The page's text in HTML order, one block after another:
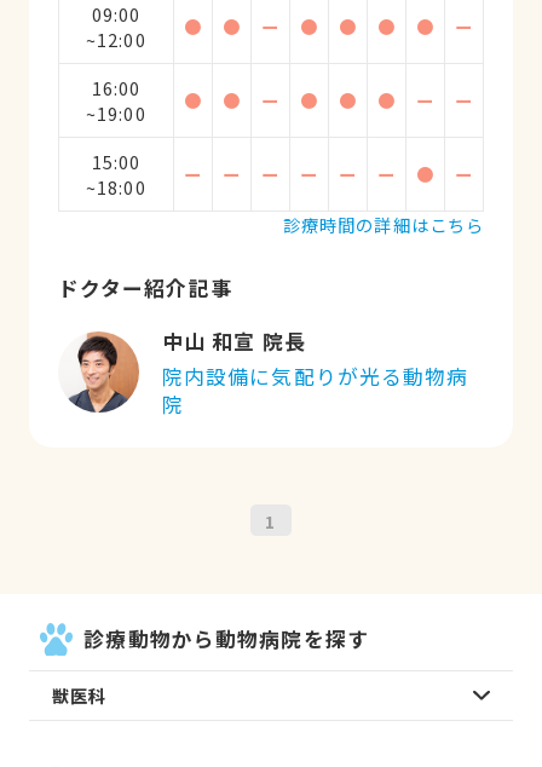
09:00
~12:00
● ● ー ● ● ● ● ー
16:00
~19:00
● ● ー ● ● ● ー ー
15:00
~18:00
ー ー ー ー ー ー ●
ー
診療時間の詳細はこちら
ドクター紹介記事
中山 和宣 院長
院内設備に気配りが光る動物病
院
1
診療動物から動物病院を探す
獣医科